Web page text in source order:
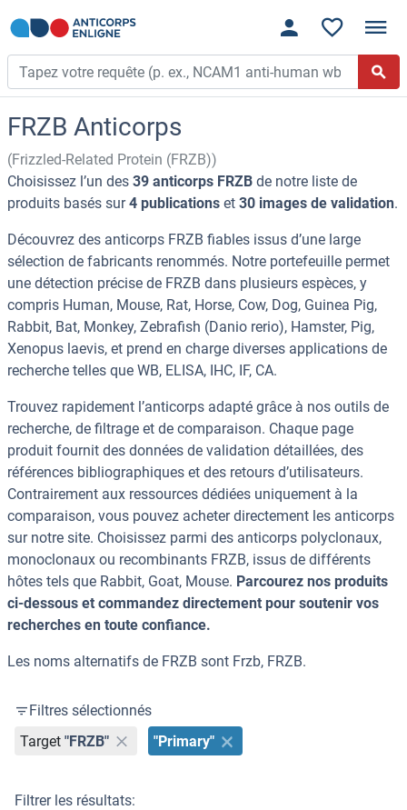
FRZB Anticorps
(Frizzled-Related Protein (FRZB))
Choisissez l’un des 39 anticorps FRZB de notre liste de
produits basés sur4 publications et 30 images de validation.
Découvrez des anticorps FRZB fiables issus d’une large
sélection de fabricants renommés. Notre portefeuille permet
une détection précise de FRZB dans plusieurs espèces, y
compris Human, Mouse, Rat, Horse, Cow, Dog, Guinea Pig,
Rabbit, Bat, Monkey, Zebrafish (Danio rerio), Hamster, Pig,
Xenopus laevis, et prend en charge diverses applications de
recherche telles que WB, ELISA, IHC, IF, CA.
Trouvez rapidement l’anticorps adapté grâce à nos outils de
recherche, de filtrage et de comparaison. Chaque page
produit fournit des données de validation détaillées, des
références bibliographiques et des retours d’utilisateurs.
Contrairement aux ressources dédiées uniquement à la
comparaison, vous pouvez acheter directement les anticorps
sur notre site. Choisissez parmi des anticorps polyclonaux,
monoclonaux ou recombinants FRZB, issus de différents
hôtes tels que Rabbit, Goat, Mouse. Parcourez nos produits
ci-dessous et commandez directement pour soutenir vos
recherches en toute confiance.
Les noms alternatifs de FRZB sont Frzb, FRZB.
Filtres sélectionnés
Target "FRZB" "Primary"
Filtrer les résultats: